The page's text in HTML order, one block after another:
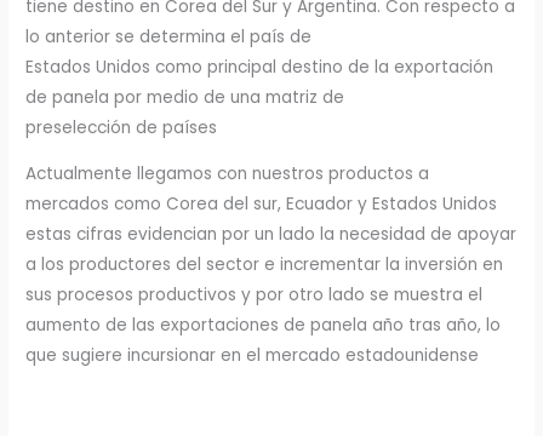
tiene destino en Corea del Sur y Argentina. Con respecto a
lo anterior se determina el país de
Estados Unidos como principal destino de la exportación
de panela por medio de una matriz de
preselección de países
Actualmente llegamos con nuestros productos a
mercados como Corea del sur, Ecuador y Estados Unidos
estas cifras evidencian por un lado la necesidad de apoyar
a los productores del sector e incrementar la inversión en
sus procesos productivos y por otro lado se muestra el
aumento de las exportaciones de panela año tras año, lo
que sugiere incursionar en el mercado estadounidense